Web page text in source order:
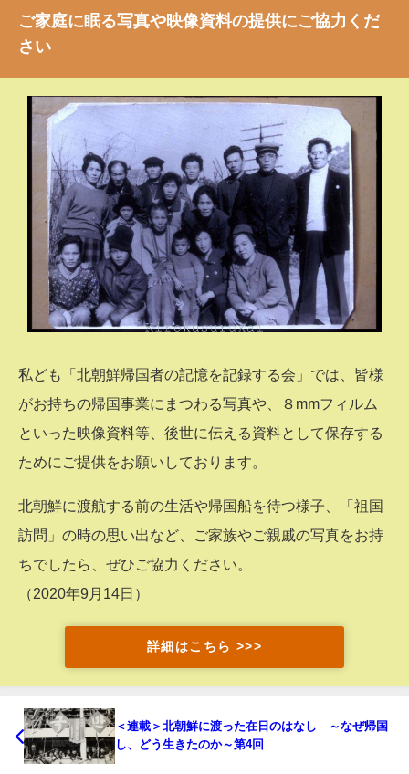
ご家庭に眠る写真や映像資料の提供にご協力くだ
さい
私ども「北朝鮮帰国者の記憶を記録する会」では、皆様
がお持ちの帰国事業にまつわる写真や、８mmフィルム
といった映像資料等、後世に伝える資料として保存する
ためにご提供をお願いしております。
北朝鮮に渡航する前の生活や帰国船を待つ様子、「祖国
訪問」の時の思い出など、ご家族やご親戚の写真をお持
ちでしたら、ぜひご協力ください。
（2020年9月14日）
詳細はこちら >>>
＜連載＞北朝鮮に渡った在日のはなし ～なぜ帰国
し、どう生きたのか～第4回